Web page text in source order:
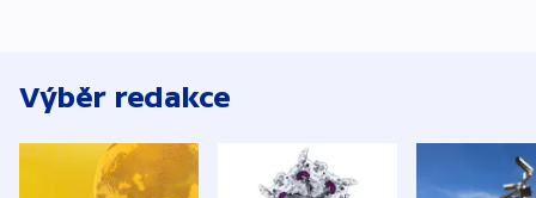
Výběr redakce